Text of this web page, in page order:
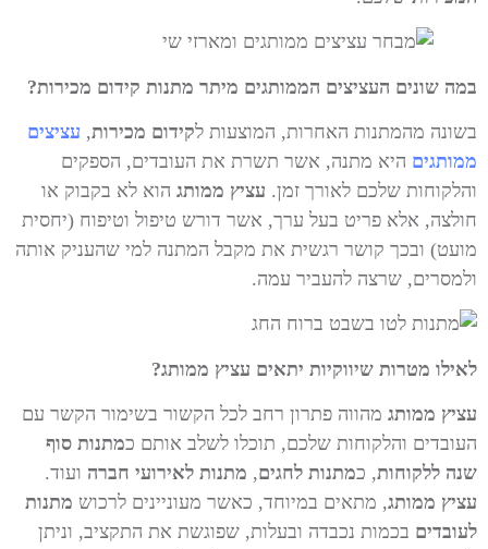
במה שונים העציצים הממותגים מיתר מתנות קידום מכירות?
בשונה מהמתנות האחרות, המוצעות לקידום מכירות, עציצים
ממותגים היא מתנה, אשר תשרת את העובדים, הספקים
והלקוחות שלכם לאורך זמן. עציץ ממותג הוא לא בקבוק או
חולצה, אלא פריט בעל ערך, אשר דורש טיפול וטיפוח (יחסית
מועט) ובכך קושר רגשית את מקבל המתנה למי שהעניק אותה
ולמסרים, שרצה להעביר עמה.
לאילו מטרות שיווקיות יתאים עציץ ממותג?
עציץ ממותג מהווה פתרון רחב לכל הקשור בשימור הקשר עם
העובדים והלקוחות שלכם, תוכלו לשלב אותם כמתנות סוף
שנה ללקוחות, כמתנות לחגים, מתנות לאירועי חברה ועוד.
עציץ ממותג, מתאים במיוחד, כאשר מעוניינים לרכוש מתנות
לעובדים בכמות נכבדה ובעלות, שפוגשת את התקציב, וניתן